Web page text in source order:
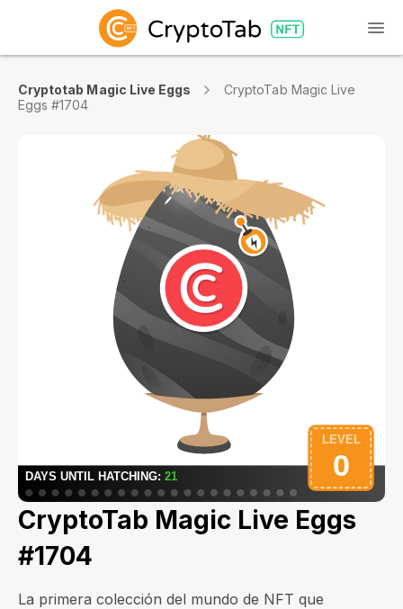
Cryptotab Magic Live Eggs
CryptoTab Magic Live
Eggs #1704
CryptoTab Magic Live Eggs
#1704
La primera colección del mundo de NFT que